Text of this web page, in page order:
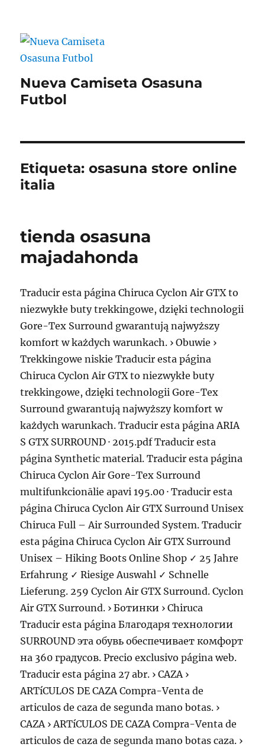
Nueva Camiseta Osasuna
Futbol
Etiqueta:osasuna store online
italia
tienda osasuna
majadahonda
Traducir esta página Chiruca Cyclon Air GTX to
niezwykłe buty trekkingowe, dzięki technologii
Gore-Tex Surround gwarantują najwyższy
komfort w każdych warunkach. › Obuwie ›
Trekkingowe niskie Traducir esta página
Chiruca Cyclon Air GTX to niezwykłe buty
trekkingowe, dzięki technologii Gore-Tex
Surround gwarantują najwyższy komfort w
każdych warunkach. Traducir esta página ARIA
S GTX SURROUND · 2015.pdf Traducir esta
página Synthetic material. Traducir esta página
Chiruca Cyclon Air Gore-Tex Surround
multifunkcionālie apavi 195.00 · Traducir esta
página Chiruca Cyclon Air GTX Surround Unisex
Chiruca Full – Air Surrounded System. Traducir
esta página Chiruca Cyclon Air GTX Surround
Unisex – Hiking Boots Online Shop ✓ 25 Jahre
Erfahrung ✓ Riesige Auswahl ✓ Schnelle
Lieferung. 259 Cyclon Air GTX Surround. Cyclon
Air GTX Surround. › Ботинки › Chiruca
Traducir esta página Благодаря технологии
SURROUND эта обувь обеспечивает комфорт
на 360 градусов. Precio exclusivo página web.
Traducir esta página 27 abr. › CAZA ›
ARTíCULOS DE CAZA Compra-Venta de
articulos de caza de segunda mano botas. ›
CAZA › ARTíCULOS DE CAZA Compra-Venta de
articulos de caza de segunda mano botas caza. ›